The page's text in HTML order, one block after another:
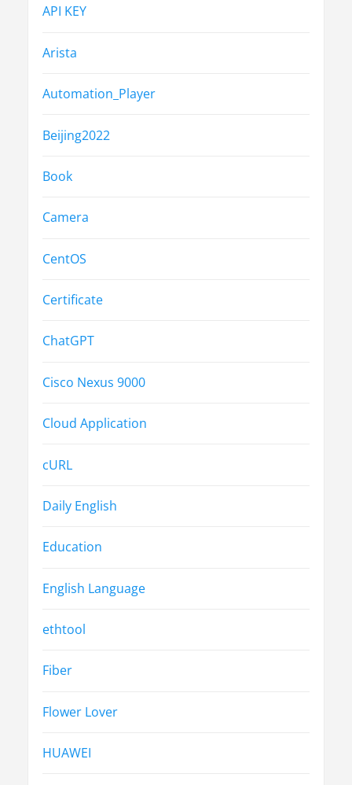
API KEY
Arista
Automation_Player
Beijing2022
Book
Camera
CentOS
Certificate
ChatGPT
Cisco Nexus 9000
Cloud Application
cURL
Daily English
Education
English Language
ethtool
Fiber
Flower Lover
HUAWEI